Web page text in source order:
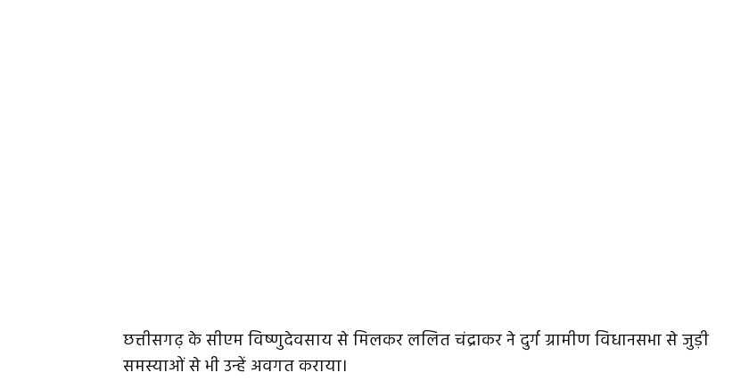
छत्तीसगढ़ के सीएम विष्णुदेवसाय से मिलकर ललित चंद्राकर ने दुर्ग ग्रामीण विधानसभा से जुड़ी
समस्याओं से भी उन्हें अवगत कराया।